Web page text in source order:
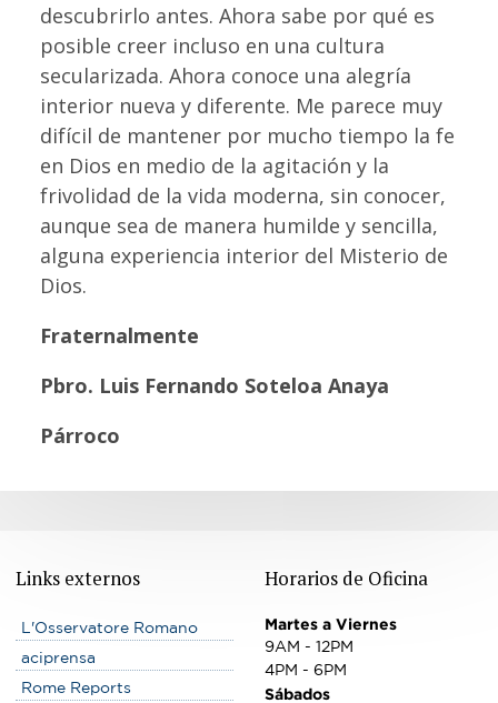
descubrirlo antes. Ahora sabe por qué es
posible creer incluso en una cultura
secularizada. Ahora conoce una alegría
interior nueva y diferente. Me parece muy
difícil de mantener por mucho tiempo la fe
en Dios en medio de la agitación y la
frivolidad de la vida moderna, sin conocer,
aunque sea de manera humilde y sencilla,
alguna experiencia interior del Misterio de
Dios.
Fraternalmente
Pbro. Luis Fernando Soteloa Anaya
Párroco
Links externos
L'Osservatore Romano
aciprensa
Rome Reports
Horarios de Oficina
Martes a Viernes
9AM - 12PM
4PM - 6PM
Sábados